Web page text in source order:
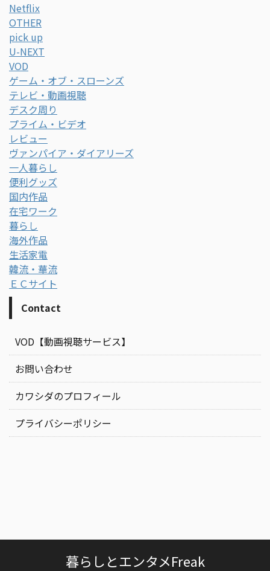
Netflix
OTHER
pick up
U-NEXT
VOD
ゲーム・オブ・スローンズ
テレビ・動画視聴
デスク周り
プライム・ビデオ
レビュー
ヴァンパイア・ダイアリーズ
一人暮らし
便利グッズ
国内作品
在宅ワーク
暮らし
海外作品
生活家電
韓流・華流
ＥＣサイト
Contact
VOD【動画視聴サービス】
お問い合わせ
カワシダのプロフィール
プライバシーポリシー
暮らしとエンタメFreak